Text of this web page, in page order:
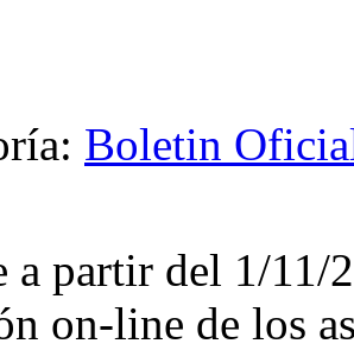
Boletin
a partir del 1/11/
on-line de los